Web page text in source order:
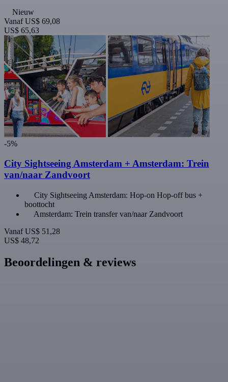
Nieuw
Vanaf US$ 69,08
US$ 65,63
-5%
City Sightseeing Amsterdam + Amsterdam: Trein
van/naar Zandvoort
City Sightseeing Amsterdam: Hop-on Hop-off bus +
boottocht
Amsterdam: Trein transfer van/naar Zandvoort
Vanaf US$ 51,28
US$ 48,72
Beoordelingen & reviews